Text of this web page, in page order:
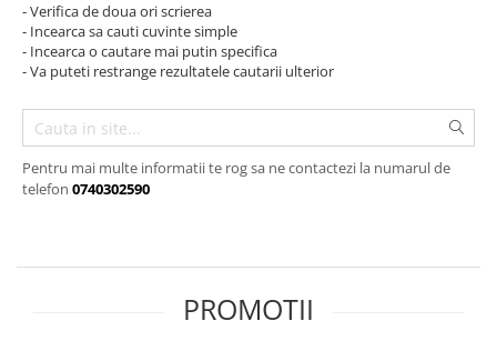
- Verifica de doua ori scrierea
- Incearca sa cauti cuvinte simple
- Incearca o cautare mai putin specifica
- Va puteti restrange rezultatele cautarii ulterior
Pentru mai multe informatii te rog sa ne contactezi la numarul de
telefon 0740302590
PROMOTII